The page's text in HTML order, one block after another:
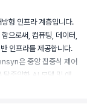
형 인프라 계층입니다.
으로써, 컴퓨팅, 데이터,
인프라를 제공합니다.
은 중앙 집중식 제어
탈중앙화 AI 모델 및 애